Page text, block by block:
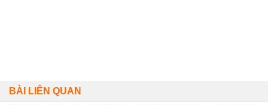
BÀI LIÊN QUAN